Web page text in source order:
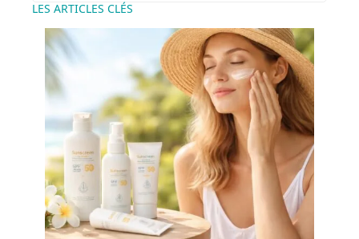
LES ARTICLES CLÉS